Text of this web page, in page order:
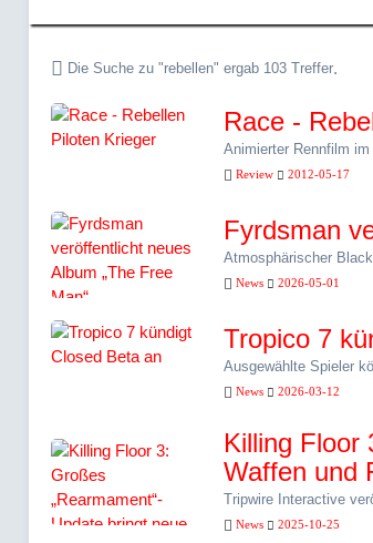
Die Suche zu "rebellen" ergab 103 Treffer.
Race -
Animierter Rennfilm im
Review 2012-05-17
Fyrdsman
Atmosphärischer
News 2026-05-01
Tropico 7
Ausgewählte Spieler
News 2026-03-12
Killing Floor
Waffen und
Tripwire Interactive
News 2025-10-25